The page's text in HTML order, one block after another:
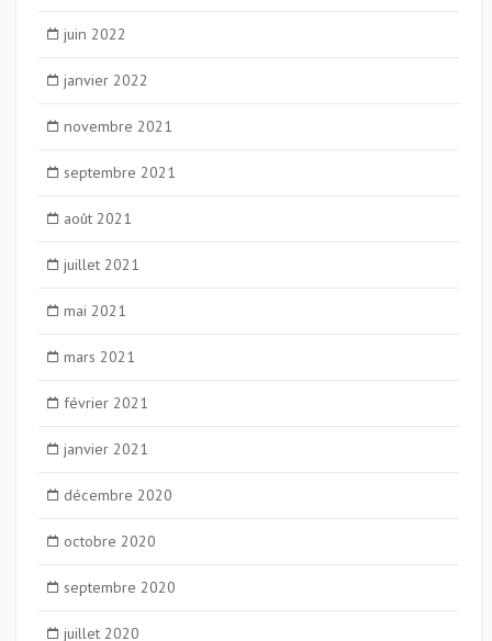
juin 2022
janvier 2022
novembre 2021
septembre 2021
août 2021
juillet 2021
mai 2021
mars 2021
février 2021
janvier 2021
décembre 2020
octobre 2020
septembre 2020
juillet 2020